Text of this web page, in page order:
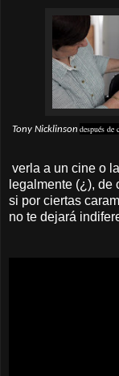
Tony Nicklinson después
verla a un cine o
legalmente (¿), de
si por ciertas
no te dejará